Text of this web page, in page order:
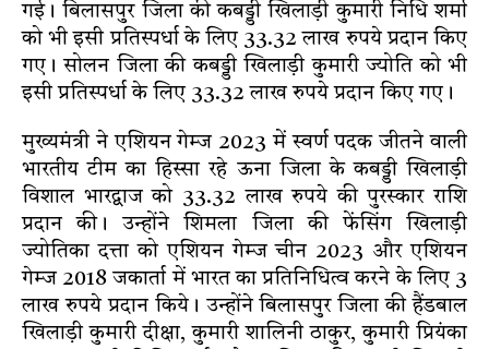
गई। बिलासपुर जिला की कबड्डी खिलाड़ी कुमारी निधि शर्मा
को भी इसी प्रतिस्पर्धा के लिए 33.32 लाख रुपये प्रदान किए
गए। सोलन जिला की कबड्डी खिलाड़ी कुमारी ज्योति को भी
इसी प्रतिस्पर्धा के लिए 33.32 लाख रुपये प्रदान किए गए।
मुख्यमंत्री ने एशियन गेम्ज 2023 में स्वर्ण पदक जीतने वाली
भारतीय टीम का हिस्सा रहे ऊना जिला के कबड्डी खिलाड़ी
विशाल भारद्वाज को 33.32 लाख रुपये की पुरस्कार राशि
प्रदान की। उन्होंने शिमला जिला की फेंसिंग खिलाड़ी
ज्योतिका दत्ता को एशियन गेम्ज चीन 2023 और एशियन
गेम्ज 2018 जकार्ता में भारत का प्रतिनिधित्व करने के लिए 3
लाख रुपये प्रदान किये। उन्होंने बिलासपुर जिला की हैंडबाल
खिलाड़ी कुमारी दीक्षा, कुमारी शालिनी ठाकुर, कुमारी प्रियंका